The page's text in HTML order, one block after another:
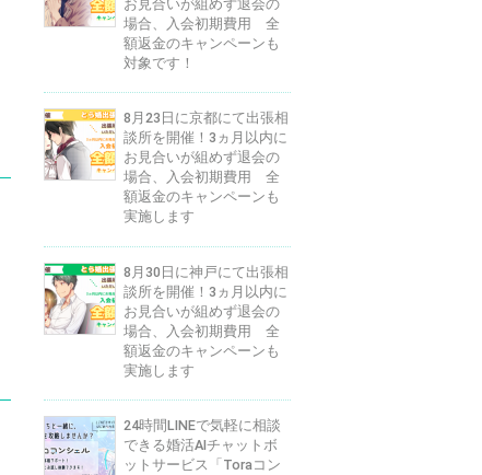
お見合いが組めず退会の
場合、入会初期費用 全
額返金のキャンペーンも
対象です！
8月23日に京都にて出張相
談所を開催！3ヵ月以内に
お見合いが組めず退会の
場合、入会初期費用 全
額返金のキャンペーンも
実施します
8月30日に神戸にて出張相
談所を開催！3ヵ月以内に
お見合いが組めず退会の
場合、入会初期費用 全
額返金のキャンペーンも
実施します
24時間LINEで気軽に相談
できる婚活AIチャットボ
ットサービス「Toraコン